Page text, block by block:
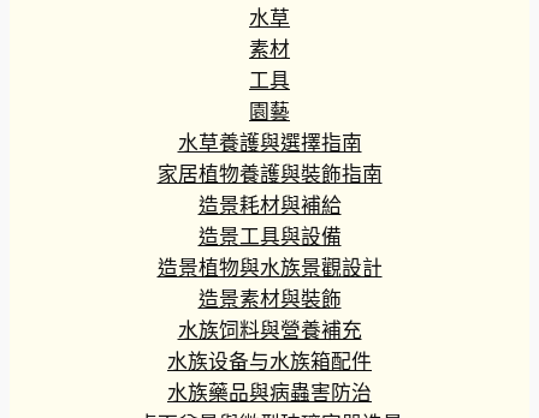
水草
素材
工具
園藝
水草養護與選擇指南
家居植物養護與裝飾指南
造景耗材與補給
造景工具與設備
造景植物與水族景觀設計
造景素材與裝飾
水族饲料與營養補充
水族设备与水族箱配件
水族藥品與病蟲害防治